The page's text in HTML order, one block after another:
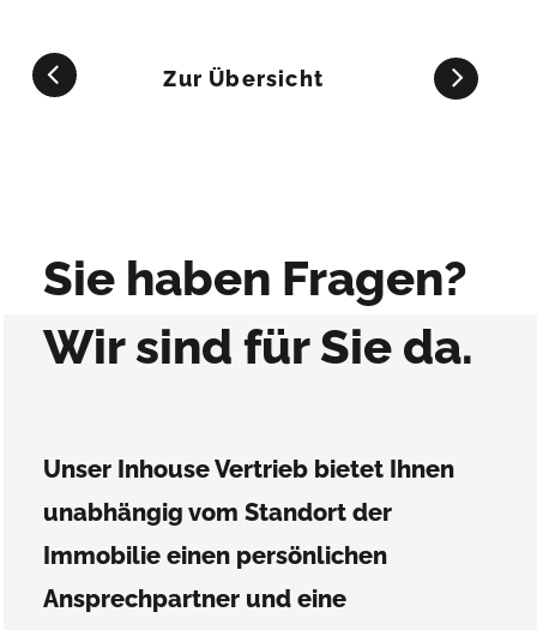
Zur Übersicht
Sie haben Fragen?
Wir sind für Sie da.
Unser Inhouse Vertrieb bietet Ihnen
unabhängig vom Standort der
Immobilie einen persönlichen
Ansprechpartner und eine